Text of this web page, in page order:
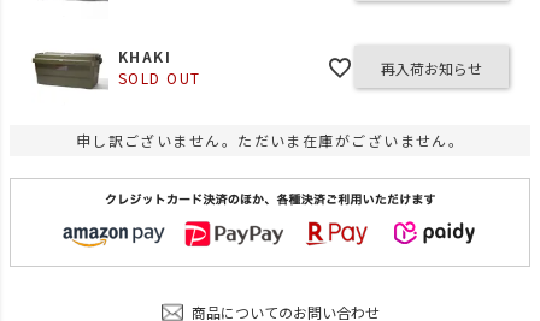
KHAKI
SOLD OUT
再入荷お知らせ
申し訳ございません。ただいま在庫がございません。
商品についてのお問い合わせ